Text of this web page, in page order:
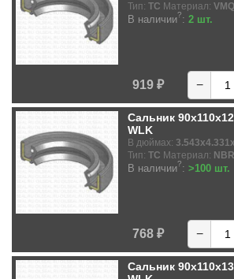
Тип: TC Материал: VMQ
В наличии?: 2 шт.
919 ₽ −
Сальник
WLK
В дюймах:
Тип: TC Материал: NBR
В наличии?: >100 шт.
768 ₽ −
Сальник